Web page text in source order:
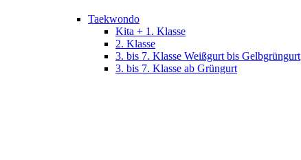
Taekwondo
Kita + 1. Klasse
2. Klasse
3. bis 7. Klasse Weißgurt bis Gelbgrüngurt
3. bis 7. Klasse ab Grüngurt